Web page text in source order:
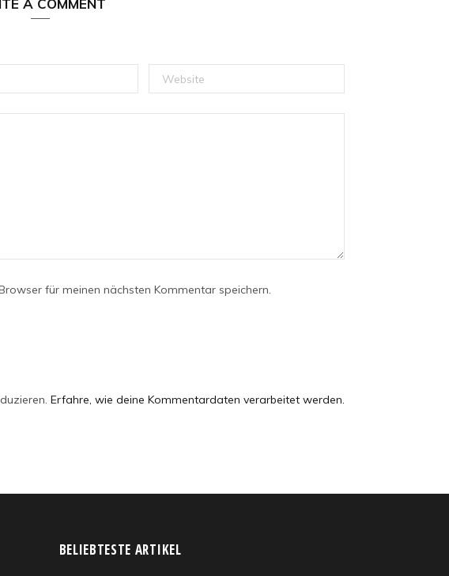
A COMMENT
für meinen nächsten Kommentar speichern.
Erfahre, wie deine Kommentardaten verarbeitet werden.
BELIEBTESTE ARTIKEL